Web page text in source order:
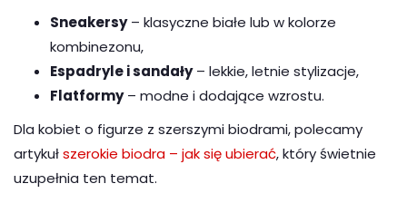
Sneakersy– klasyczne białe lub w kolorze
kombinezonu,
Espadryle i sandały– lekkie, letnie stylizacje,
Flatformy– modne i dodające wzrostu.
Dla kobiet o figurze z szerszymi biodrami, polecamy
artykułszerokie biodra – jak się ubierać, który świetnie
uzupełnia ten temat.